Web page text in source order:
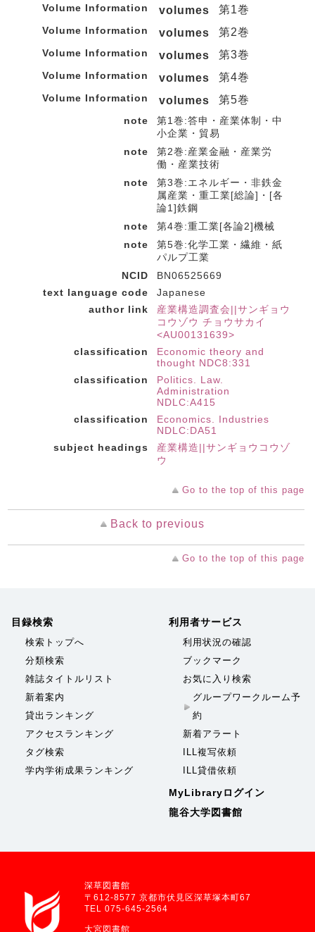
Volume Information volumes 第1巻
Volume Information volumes 第2巻
Volume Information volumes 第3巻
Volume Information volumes 第4巻
Volume Information volumes 第5巻
note
第1巻:答申・産業体制・中
小企業・貿易
note
第2巻:産業金融・産業労
働・産業技術
note
第3巻:エネルギー・非鉄金
属産業・重工業[総論]・[各
論1]鉄鋼
note
第4巻:重工業[各論2]機械
note
第5巻:化学工業・繊維・紙
パルプ工業
NCID
BN06525669
text language code
Japanese
author link
産業構造調査会||サンギョウ
コウゾウ チョウサカイ
<AU00131639>
classification
Economic theory and
thought NDC8:331
classification
Politics. Law.
Administration
NDLC:A415
classification
Economics. Industries
NDLC:DA51
subject headings
産業構造||サンギョウコウゾ
ウ
Go to the top of this page
Back to previous
Go to the top of this page
目録検索
検索トップへ
分類検索
雑誌タイトルリスト
新着案内
貸出ランキング
アクセスランキング
タグ検索
学内学術成果ランキング
利用者サービス
利用状況の確認
ブックマーク
お気に入り検索
グループワークルーム予
約
新着アラート
ILL複写依頼
ILL貸借依頼
MyLibraryログイン
龍谷大学図書館
深草図書館
〒612-8577 京都市伏見区深草塚本町67
TEL 075-645-2564
大宮図書館